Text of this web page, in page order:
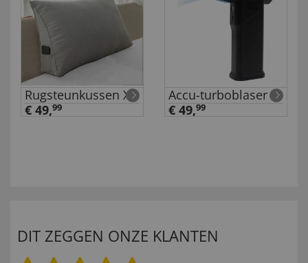
Rugsteunkussen XL
€ 49,99
Accu-turboblaser
€ 49,99
DIT ZEGGEN ONZE KLANTEN